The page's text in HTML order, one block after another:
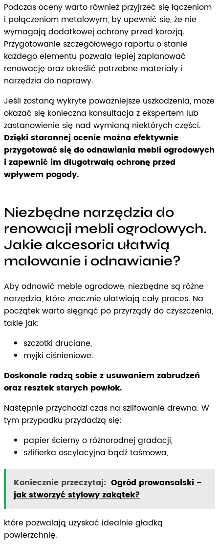
Podczas oceny warto również przyjrzeć się łączeniom
i połączeniom metalowym, by upewnić się, że nie
wymagają dodatkowej ochrony przed korozją.
Przygotowanie szczegółowego raportu o stanie
każdego elementu pozwala lepiej zaplanować
renowację oraz określić potrzebne materiały i
narzędzia do naprawy.
Jeśli zostaną wykryte poważniejsze uszkodzenia, może
okazać się konieczna konsultacja z ekspertem lub
zastanowienie się nad wymianą niektórych części.
Dzięki starannej ocenie można efektywnie
przygotować się do odnawiania mebli ogrodowych
i zapewnić im długotrwałą ochronę przed
wpływem pogody.
Niezbędne narzędzia do
renowacji mebli ogrodowych.
Jakie akcesoria ułatwią
malowanie i odnawianie?
Aby odnowić meble ogrodowe, niezbędne są różne
narzędzia, które znacznie ułatwiają cały proces. Na
początek warto sięgnąć po przyrządy do czyszczenia,
takie jak:
szczotki druciane,
myjki ciśnieniowe.
Doskonale radzą sobie z usuwaniem zabrudzeń
oraz resztek starych powłok.
Następnie przychodzi czas na szlifowanie drewna. W
tym przypadku przydadzą się:
papier ścierny o różnorodnej gradacji,
szlifierka oscylacyjna bądź taśmowa,
Koniecznie przeczytaj: Ogród prowansalski –
jak stworzyć stylowy zakątek?
które pozwalają uzyskać idealnie gładką
powierzchnię.